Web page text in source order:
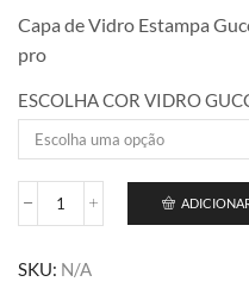
R$
Capa de Vidro Estampa
pro
ESCOLHA COR VIDRO
iPhone
quantidade
SKU: N/A